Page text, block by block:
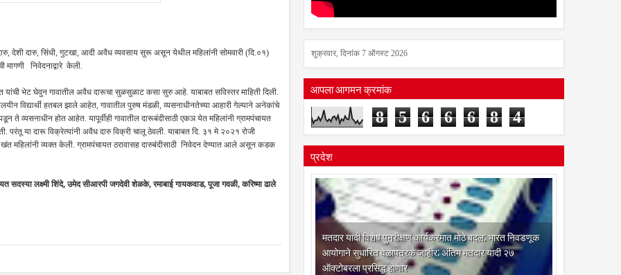
देशी दारु, सिंधी, गुटखा, आदी अवैध व्यवसाय सुरू असून येथील महिलांनी सोमवारी (दि.०१)
मागणी निवेदनाद्वारे केली.
यांची भेट घेवुन गावातील अवैध दारूचा सुळसुळाट कसा सुरु आहे. याबाबत सविस्तर माहिती दिली.
विद्यार्थी हतबल झाले आहेत, गावातील पुरुष मंडळी, व्यसनाधीनतेच्या आहारी गेल्याने अनेकांचे
व्यसनाधीन होत आहेत. यापूर्वीही गावातील दारूबंदीसाठी एकञ येत महिलांनी ग्रामपंचायत
परंतू या दारू विक्रेत्यांनी अवैध दारु विक्री चालू ठेवली. याबाबत दि. ३१ मे २०२१ रोजी
महिलांनी व्यक्त केली. ग्रामपंचायत ठरावासह दारुबंदीसाठी निवेदन देण्यात आले असून कडक
सदस्या लक्ष्मी शिंदे, उमेद सीआरपी जगदेवी शेळके, रमाबाई गायकवाड, पूजा गवळी, करिष्मा ढाले
शुक्रवार, दिनांक 7 ऑगस्ट 2026
आपला आगमन क्रमांक
8 5 6 6 6 8 4
प्रदेश
मतदार यादी विशेष पुनरीक्षण कार्यक्रमात मोठे बदल; भारत निवडणूक
आयोगाने सुधारित वेळापत्रक जाहीर; अंतिम मतदार यादी २७
ऑक्टोबरला प्रसिद्ध होणार